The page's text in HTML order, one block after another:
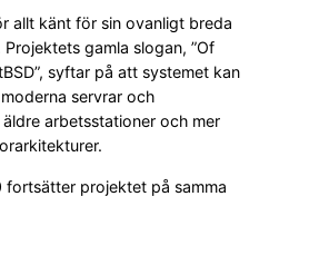
allt känt för sin ovanligt breda
gamla slogan, ”Of
syftar på att systemet kan
servrar och
arbetsstationer och mer
fortsätter projektet på samma